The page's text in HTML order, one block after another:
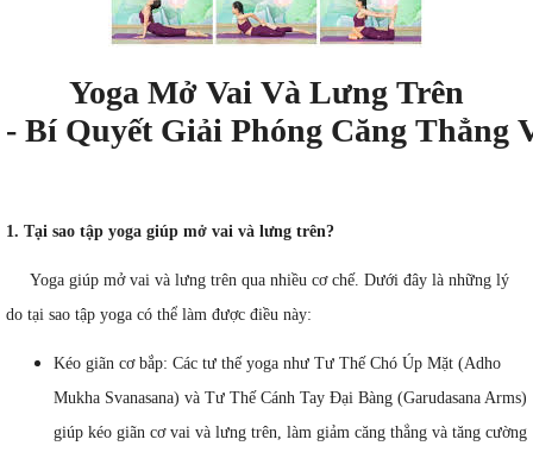
Yoga Mở Vai Và Lưng Trên
- Bí Quyết Giải Phóng Căng Thẳng
1. Tại sao tập yoga giúp mở vai và lưng trên?
Yoga giúp mở vai và lưng trên qua nhiều cơ chế. Dưới đây là những lý
do tại sao tập yoga có thể làm được điều này:
Kéo giãn cơ bắp: Các tư thế yoga như Tư Thế Chó Úp Mặt (Adho
Mukha Svanasana) và Tư Thế Cánh Tay Đại Bàng (Garudasana Arms)
giúp kéo giãn cơ vai và lưng trên, làm giảm căng thẳng và tăng cường